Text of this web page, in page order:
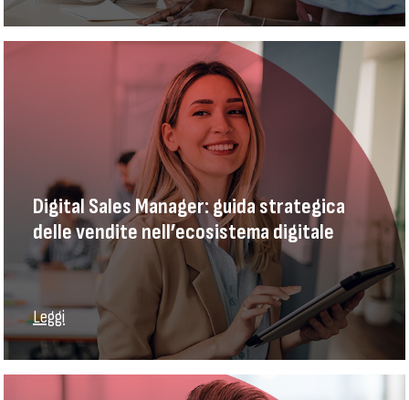
Digital Sales Manager: guida strategica
delle vendite nell’ecosistema digitale
Leggi